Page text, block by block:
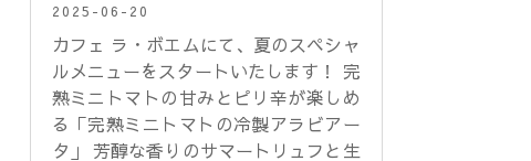
2025-06-20
カフェ ラ・ボエムにて、夏のスペシャ
ルメニューをスタートいたします！ 完
熟ミニトマトの甘みとピリ辛が楽しめ
る「完熟ミニトマトの冷製アラビアー
タ」 芳醇な香りのサマートリュフと生